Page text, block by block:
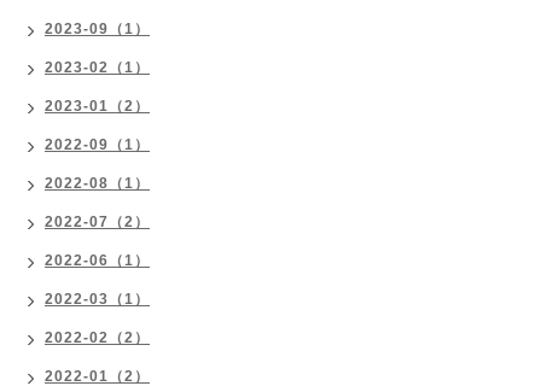
2023-09（1）
2023-02（1）
2023-01（2）
2022-09（1）
2022-08（1）
2022-07（2）
2022-06（1）
2022-03（1）
2022-02（2）
2022-01（2）